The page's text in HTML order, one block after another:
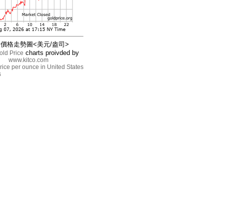
格走勢圖<美元/盎司>
Price charts proivded by
www.kitco.com